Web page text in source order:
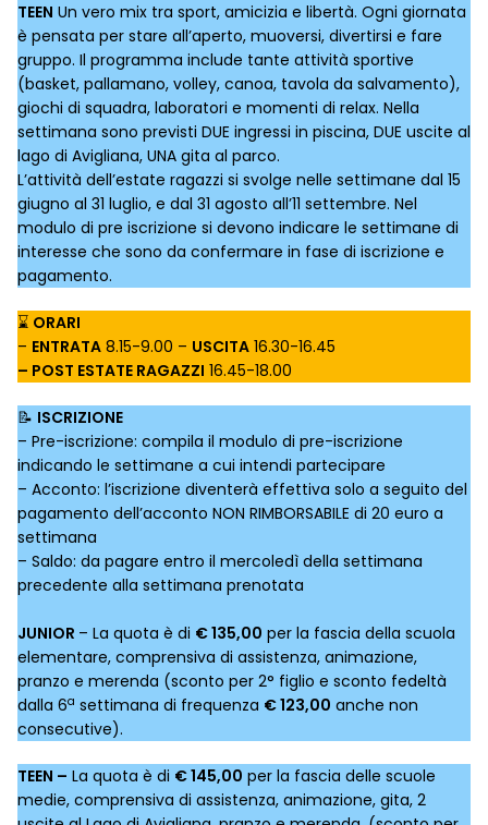
TEEN Un vero mix tra sport, amicizia e libertà. Ogni giornata
è pensata per stare all’aperto, muoversi, divertirsi e fare
gruppo. Il programma include tante attività sportive
(basket, pallamano, volley, canoa, tavola da salvamento),
giochi di squadra, laboratori e momenti di relax. Nella
settimana sono previsti DUE ingressi in piscina, DUE uscite al
lago di Avigliana, UNA gita al parco.
L’attività dell’estate ragazzi si svolge nelle settimane dal 15
giugno al 31 luglio, e dal 31 agosto all’11 settembre. Nel
modulo di pre iscrizione si devono indicare le settimane di
interesse che sono da confermare in fase di iscrizione e
pagamento.
⌛ ORARI
– ENTRATA 8.15-9.00 – USCITA 16.30-16.45
– POST ESTATE RAGAZZI 16.45-18.00
📝 ISCRIZIONE
– Pre-iscrizione: compila il modulo di pre-iscrizione
indicando le settimane a cui intendi partecipare
– Acconto: l’iscrizione diventerà effettiva solo a seguito del
pagamento dell’acconto NON RIMBORSABILE di 20 euro a
settimana
– Saldo: da pagare entro il mercoledì della settimana
precedente alla settimana prenotata
JUNIOR – La quota è di € 135,00 per la fascia della scuola
elementare, comprensiva di assistenza, animazione,
pranzo e merenda (sconto per 2° figlio e sconto fedeltà
dalla 6a settimana di frequenza € 123,00 anche non
consecutive).
TEEN – La quota è di € 145,00 per la fascia delle scuole
medie, comprensiva di assistenza, animazione, gita, 2